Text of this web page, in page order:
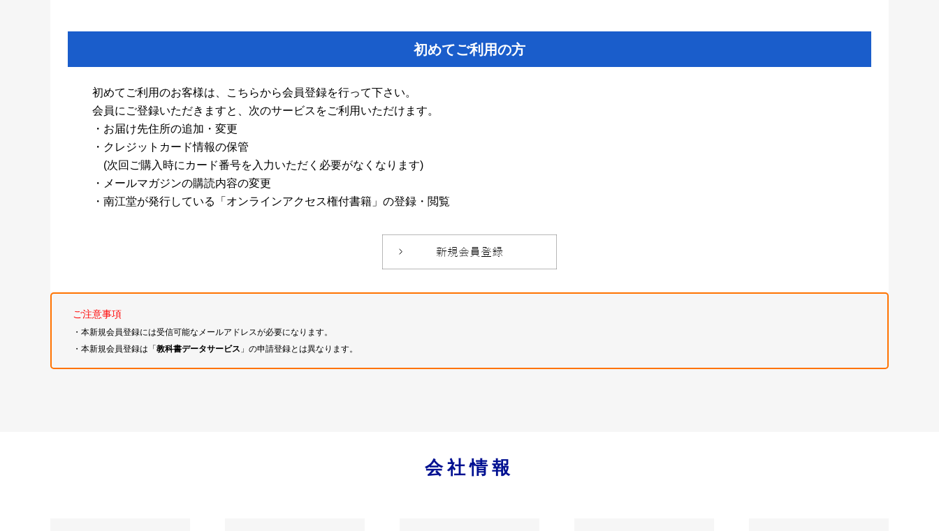
初めてご利用の方
初めてご利用のお客様は、こちらから会員登録を行って下さい。
会員にご登録いただきますと、次のサービスをご利用いただけます。
・お届け先住所の追加・変更
・クレジットカード情報の保管
(次回ご購入時にカード番号を入力いただく必要がなくなります)
・メールマガジンの購読内容の変更
・南江堂が発行している「オンラインアクセス権付書籍」の登録・閲覧
ご注意事項
・本新規会員登録には受信可能なメールアドレスが必要になります。
・本新規会員登録は「教科書データサービス 」の申請登録とは異なります。
会社情報